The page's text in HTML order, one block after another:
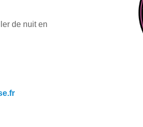
de nuit en